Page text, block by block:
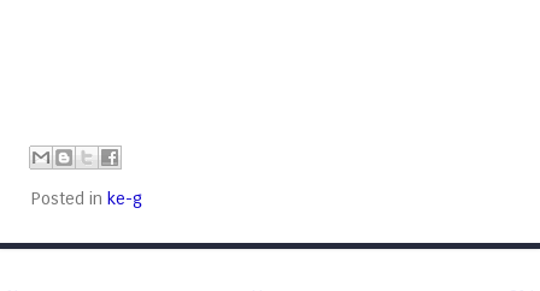
Posted in ke-g